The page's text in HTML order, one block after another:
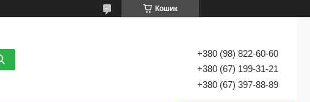
Кошик
+380 (98) 822-60-60
+380 (67) 199-31-21
+380 (67) 397-88-89